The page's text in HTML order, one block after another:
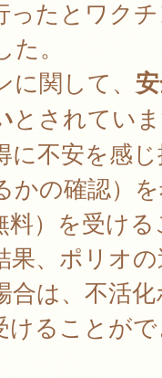
ったとワク
。
関して、
とされてい
に不安を感
かの確認）
料）を受け
果、ポリオ
合は、不活
けることが